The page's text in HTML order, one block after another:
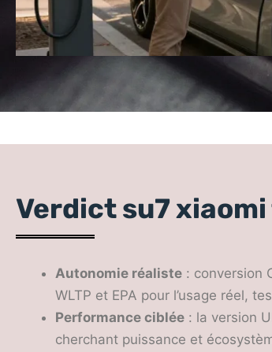
Verdict su7
Autonomie réaliste : conversion
WLTP et EPA pour l’usage réel,
Performance ciblée : la version
cherchant puissance et